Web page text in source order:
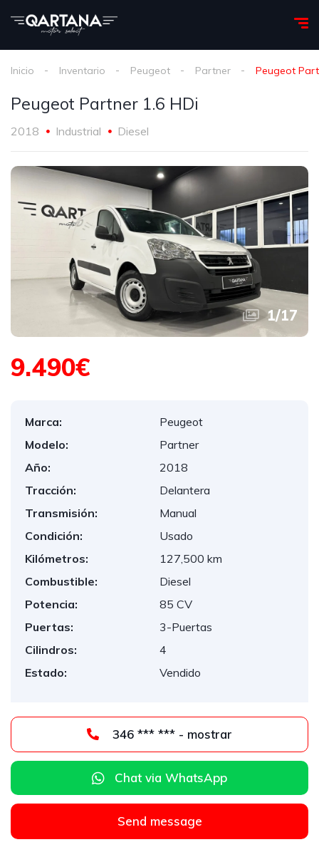
Inicio Inventario Peugeot Partner Peugeot
Peugeot Partner 1.6 HDi
2018 Industrial Diesel
1/17
9.490€
Marca:
Peugeot
Modelo:
Partner
Año:
2018
Tracción:
Delantera
Transmisión:
Manual
Condición:
Usado
Kilómetros:
127,500 km
Combustible:
Diesel
Potencia:
85 CV
Puertas:
3-Puertas
Cilindros:
4
Estado:
Vendido
346 *** *** - mostrar
Chat via WhatsApp
Send message